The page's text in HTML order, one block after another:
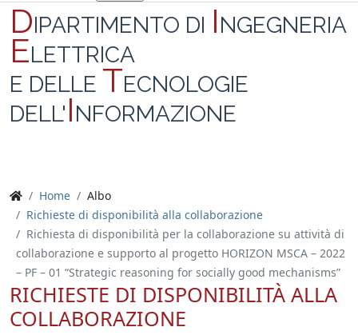
DIPARTIMENTO DI INGEGNERIA
ELETTRICA
E DELLE TECNOLOGIE
DELL'INFORMAZIONE
Home
Albo
Richieste di disponibilità alla collaborazione
Richiesta di disponibilità per la collaborazione su attività di
collaborazione e supporto al progetto HORIZON MSCA – 2022
– PF – 01 “Strategic reasoning for socially good mechanisms”
RICHIESTE DI DISPONIBILITÀ ALLA
COLLABORAZIONE